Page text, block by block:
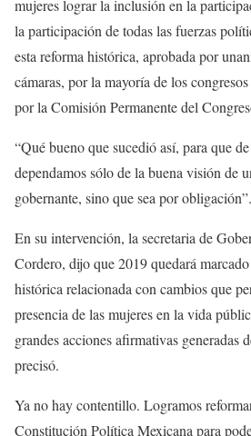
mujeres lograr la inclusión en la
la participación de todas las fuerzas
esta reforma histórica, aprobada por
cámaras, por la mayoría de los
por la Comisión Permanente del
“Qué bueno que sucedió así, para que
dependamos sólo de la buena visión de
gobernante, sino que sea por obligación”.
En su intervención, la secretaria de
Cordero, dijo que 2019 quedará
histórica relacionada con cambios que
presencia de las mujeres en la vida
grandes acciones afirmativas generadas
precisó.
Ya no hay contentillo. Logramos
Constitución Política Mexicana para